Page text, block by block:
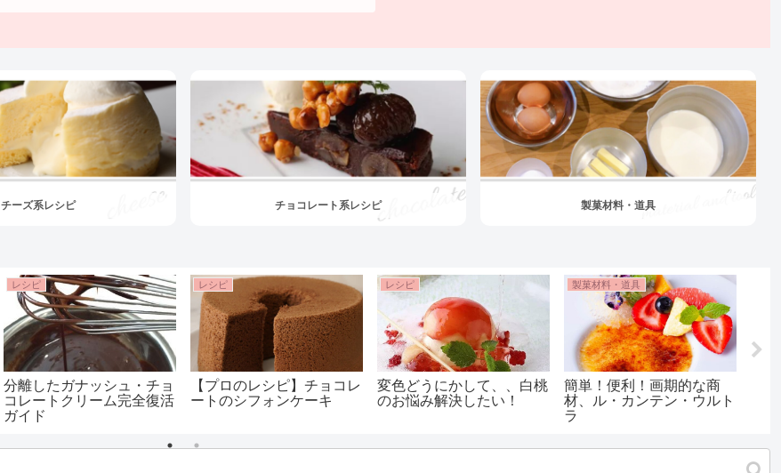
チーズ系レシピ チョコレート系レシピ 製菓材料・道具
レシピ
分離したガナッシュ・チョ
コレートクリーム完全復活
ガイド
レシピ
【プロのレシピ】チョコレ
ートのシフォンケーキ
レシピ
変色どうにかして、、白桃
のお悩み解決したい！
製菓材料・道具
簡単！便利！画期的な商
材、ル・カンテン・ウルト
ラ
チ
も！